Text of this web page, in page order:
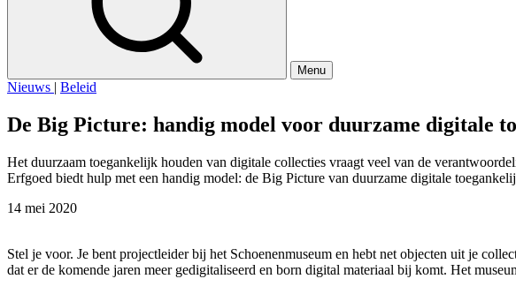
Menu
Nieuws | Beleid
De Big Picture: handig model voor duurzame digitale
Het duurzaam toegankelijk houden van digitale collecties vraagt veel van de
Erfgoed biedt hulp met een handig model: de Big Picture van duurzame digitale
14 mei 2020
Stel je voor. Je bent projectleider bij het Schoenenmuseum en hebt net objecten uit je
dat er de komende jaren meer gedigitaliseerd en born digital materiaal bij komt. Het